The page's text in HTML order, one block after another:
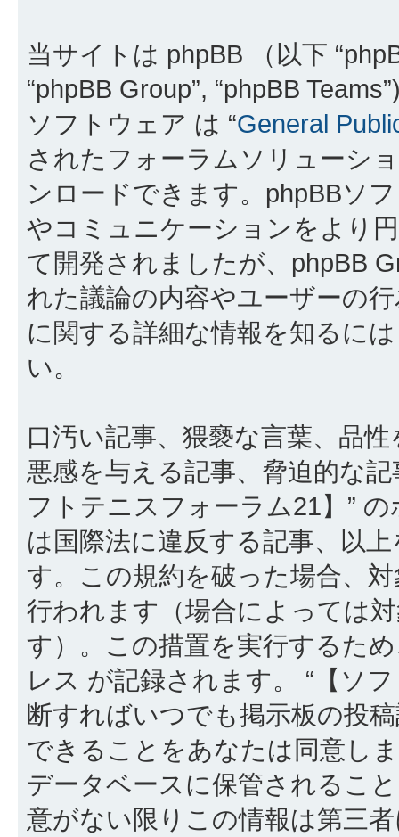
当サイトは phpBB （以下
“phpBB Group”, “phpBB
ソフトウェア は “General
されたフォーラムソリューシ
ンロードできます。phpBBソ
やコミュニケーションをより
て開発されましたが、phpBB
れた議論の内容やユーザーの
に関する詳細な情報を知るに
い。
口汚い記事、猥褻な言葉、品
悪感を与える記事、脅迫的な
フトテニスフォーラム21】”
は国際法に違反する記事、以
す。この規約を破った場合、
行われます（場合によっては
す）。この措置を実行するた
レス が記録されます。 “【ソ
断すればいつでも掲示板の投
できることをあなたは同意し
データベースに保管されるこ
意がない限りこの情報は第三